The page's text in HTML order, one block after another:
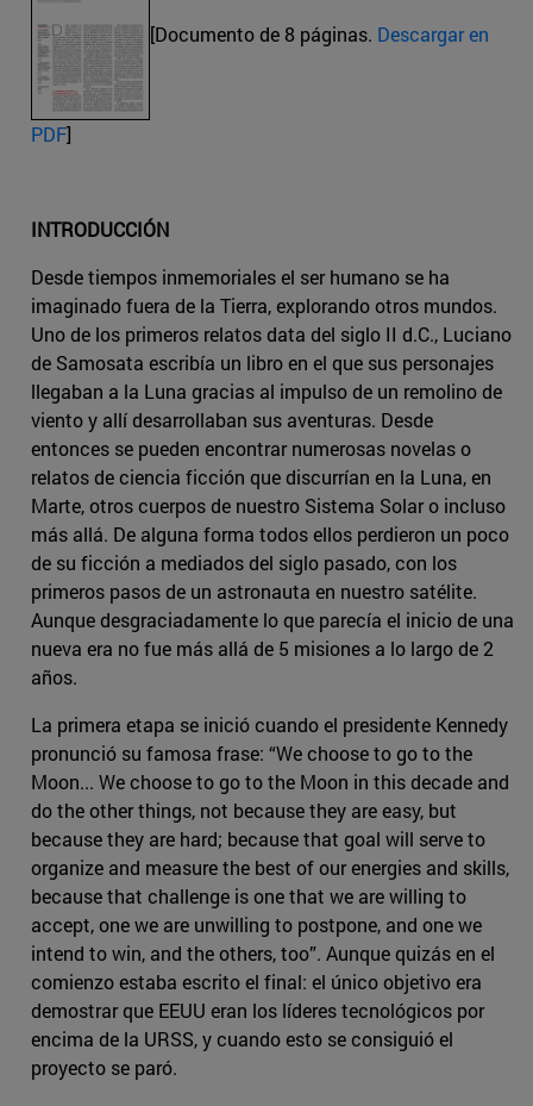
[Documento de 8 páginas. Descargar en
PDF]
INTRODUCCIÓN
Desde tiempos inmemoriales el ser humano se ha
imaginado fuera de la Tierra, explorando otros mundos.
Uno de los primeros relatos data del siglo II d.C., Luciano
de Samosata escribía un libro en el que sus personajes
llegaban a la Luna gracias al impulso de un remolino de
viento y allí desarrollaban sus aventuras. Desde
entonces se pueden encontrar numerosas novelas o
relatos de ciencia ficción que discurrían en la Luna, en
Marte, otros cuerpos de nuestro Sistema Solar o incluso
más allá. De alguna forma todos ellos perdieron un poco
de su ficción a mediados del siglo pasado, con los
primeros pasos de un astronauta en nuestro satélite.
Aunque desgraciadamente lo que parecía el inicio de una
nueva era no fue más allá de 5 misiones a lo largo de 2
años.
La primera etapa se inició cuando el presidente Kennedy
pronunció su famosa frase: “We choose to go to the
Moon... We choose to go to the Moon in this decade and
do the other things, not because they are easy, but
because they are hard; because that goal will serve to
organize and measure the best of our energies and skills,
because that challenge is one that we are willing to
accept, one we are unwilling to postpone, and one we
intend to win, and the others, too”. Aunque quizás en el
comienzo estaba escrito el final: el único objetivo era
demostrar que EEUU eran los líderes tecnológicos por
encima de la URSS, y cuando esto se consiguió el
proyecto se paró.